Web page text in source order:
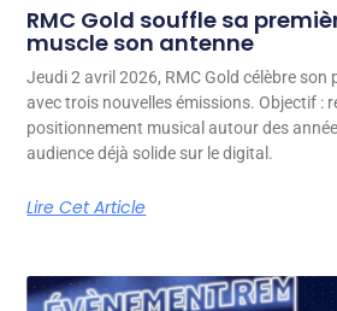
RMC Gold souffle sa
muscle son antenne
Jeudi 2 avril 2026, RMC Gold célèbre son
avec trois nouvelles émissions. Objectif :
positionnement musical autour des
audience déjà solide sur le digital.
Lire Cet Article